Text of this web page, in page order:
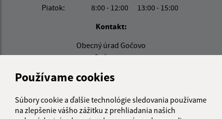
Používame cookies
Súbory cookie a ďalšie technológie sledovania používame
na zlepšenie vášho zážitku z prehliadania našich
Piatok:
8:00 - 12:00
13:00 - 15:00
Kontakt:
Obecný úrad Gočovo
Gočovo 92
+421 58/788 32 80